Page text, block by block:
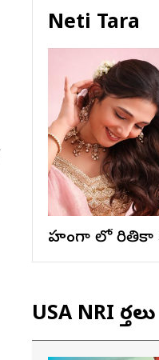
Neti Tara
లెహంగా లో రితికా
USA NRI వార్తలు